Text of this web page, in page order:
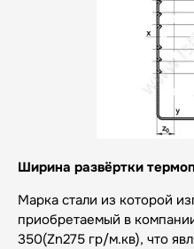
Ширина развёртки
Марка стали из которой
приобретаемый в
350(Zn275 гр/м.кв), что